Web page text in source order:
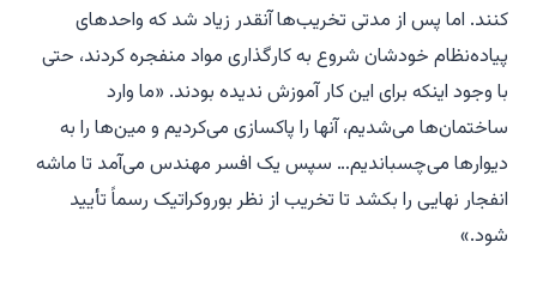
کنند. اما پس از مدتی تخریب‌ها آنقدر زیاد شد که واحدهای
پیاده‌نظام خودشان شروع به کارگذاری مواد منفجره کردند، حتی
با وجود اینکه برای این کار آموزش ندیده بودند. «ما وارد
ساختمان‌ها می‌شدیم، آنها را پاکسازی می‌کردیم و مین‌ها را به
دیوارها می‌چسباندیم… سپس یک افسر مهندس می‌آمد تا ماشه
انفجار نهایی را بکشد تا تخریب از نظر بوروکراتیک رسماً تأیید
شود.»